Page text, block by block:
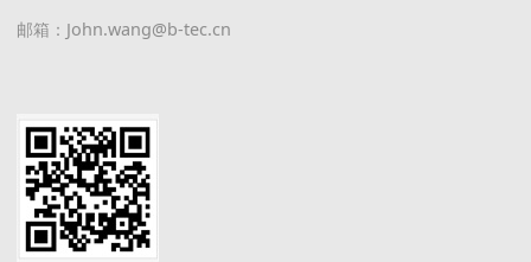
邮箱：John.wang@b-tec.cn